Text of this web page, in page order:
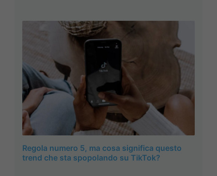
Regola numero 5, ma cosa significa questo
trend che sta spopolando su TikTok?